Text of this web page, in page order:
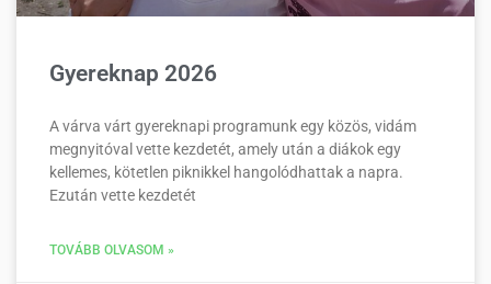
Gyereknap 2026
A várva várt gyereknapi programunk egy közös, vidám
megnyitóval vette kezdetét, amely után a diákok egy
kellemes, kötetlen piknikkel hangolódhattak a napra.
Ezután vette kezdetét
TOVÁBB OLVASOM »